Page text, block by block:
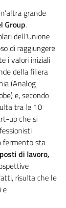
grande
Group.
dell'Unione
di raggiungere
i valori iniziali
della filiera
(Analog
e, secondo
tra le 10
up che si
fermento sta
di lavoro,
risulta che le
e